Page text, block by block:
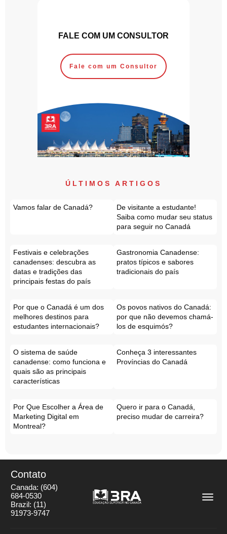
FALE COM UM CONSULTOR
Fale com um Consultor
ÚLTIMOS ARTIGOS
Vamos falar de Canadá?
De visitante a estudante!
Saiba como mudar seu status
para seguir no Canadá
Festivais e celebrações
canadenses: descubra as
datas e tradições das
principais festas do país
Gastronomia Canadense:
pratos típicos e sabores
tradicionais do país
Por que o Canadá é um dos
melhores destinos para
estudantes internacionais?
Os povos nativos do Canadá:
por que não devemos chamá-
los de esquimós?
O sistema de saúde
canadense: como funciona e
quais são as principais
características
Conheça 3 interessantes
Províncias do Canadá
Por Que Escolher a Área de
Marketing Digital em
Montreal?
Quero ir para o Canadá,
preciso mudar de carreira?
Contato
Canada: (604)
684-0530
Brazil: (11)
91973-9747